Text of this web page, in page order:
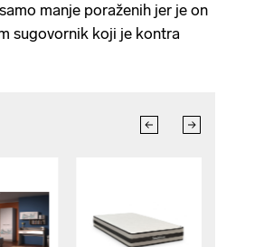
manje poraženih jer je on
sugovornik koji je kontra